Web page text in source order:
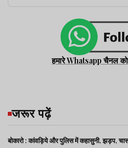
हमारे Whatsapp चैनल
जरूर पढ़ें
बोकारो : कांवड़िये और पुलिस में कहासुनी, झड़प,